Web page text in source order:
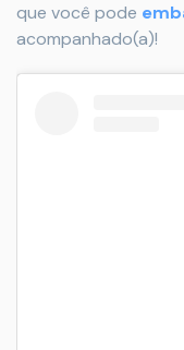
que você pode
acompanhado(a)!